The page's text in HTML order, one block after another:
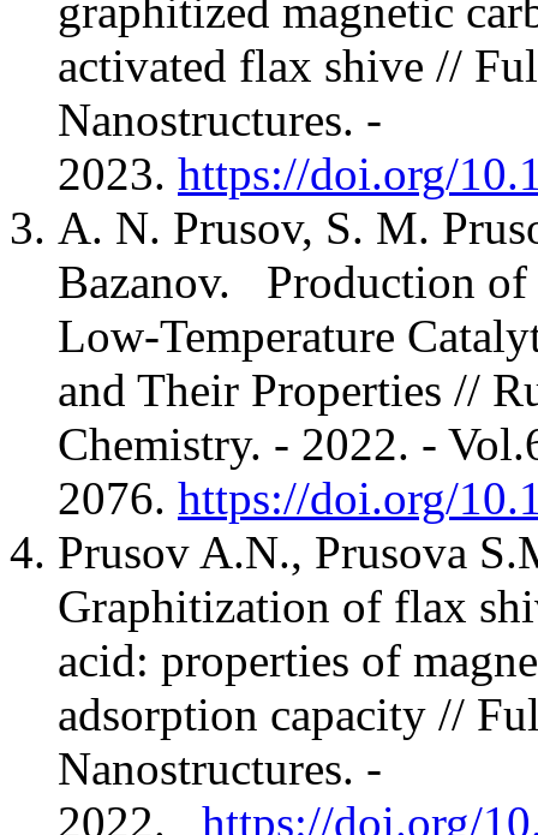
graphitized magnetic
activated flax shive //
Nanostructures. -
2023. https://doi.org/
A. N. Prusov, S. M.
Bazanov. Production of
Low-Temperature
and Their Properties //
Chemistry. - 2022. -
2076. https://doi.org/
Prusov A.N., Prusova
Graphitization of flax
acid: properties of
adsorption capacity //
Nanostructures. -
2022. https://doi.org/